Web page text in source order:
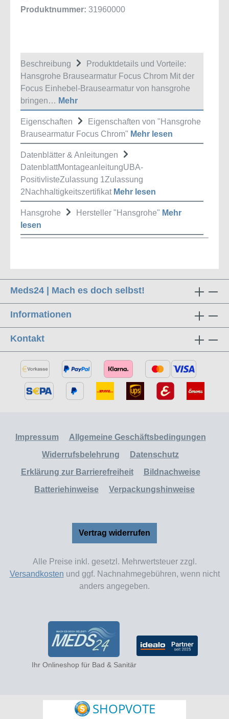
Produktnummer: 31960000
Beschreibung
Produktdetails und Vorteile:
Hansgrohe Brausearmatur Focus Chrom Mit der
Focus Einhebel-Brausearmatur von hansgrohe
bringen… Mehr
Eigenschaften
Eigenschaften von "Hansgrohe
Brausearmatur Focus Chrom" Mehr lesen
Datenblätter & Anleitungen
DatenblattMontageanleitungUBA-
PositivlisteZulassung 1Zulassung
2Nachhaltigkeitszertifikat Mehr lesen
Hansgrohe Hersteller "Hansgrohe" Mehr
lesen
Meds24 | Mach es doch selbst!
Informationen
Kontakt
Impressum
Allgemeine Geschäftsbedingungen
Widerrufsbelehrung
Datenschutz
Erklärung zur Barrierefreiheit
Bildnachweise
Batteriehinweise
Verpackungshinweise
Vertrag widerrufen
Alle Preise inkl. gesetzl. Mehrwertsteuer zzgl.
Versandkosten und ggf. Nachnahmegebühren, wenn nicht
anders angegeben.
Ihr Onlineshop für Bad & Sanitär